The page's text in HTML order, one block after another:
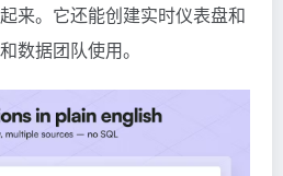
来。它还能创建实时仪表盘和
数据团队使用。